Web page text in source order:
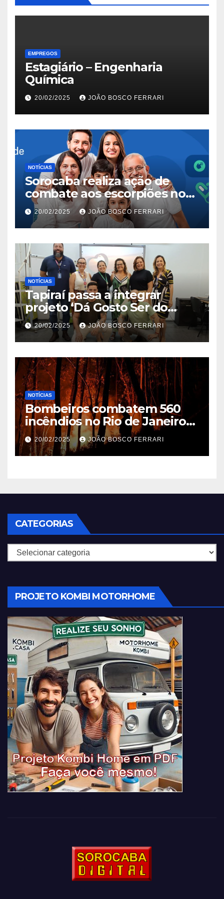
EMPREGOS
Estagiário – Engenharia
Química
20/02/2025 JOÃO BOSCO FERRARI
NOTÍCIAS
Sorocaba realiza ação de
combate aos escorpiões no
Jardim São Carlos
20/02/2025 JOÃO BOSCO FERRARI
NOTÍCIAS
Tapiraí passa a integrar
projeto ‘Dá Gosto Ser do
Ribeira’ | ASN São Paulo
20/02/2025 JOÃO BOSCO FERRARI
NOTÍCIAS
Bombeiros combatem 560
incêndios no Rio de Janeiro
em 2025
20/02/2025 JOÃO BOSCO FERRARI
CATEGORIAS
Categorias
PROJETO KOMBI MOTORHOME